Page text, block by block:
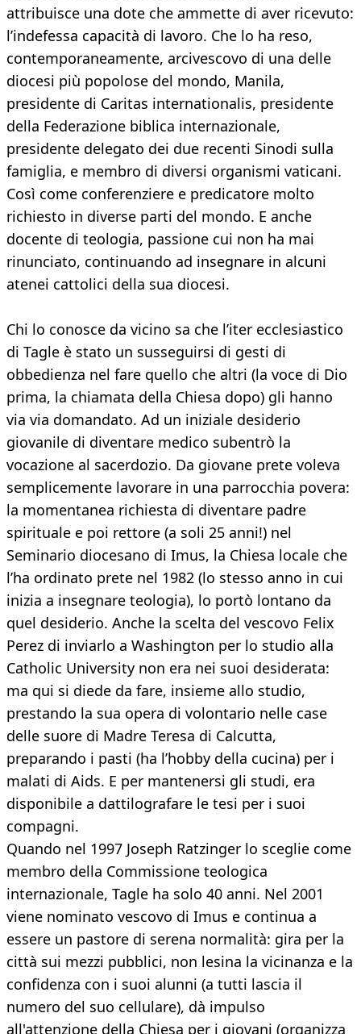
attribuisce una dote che ammette di aver ricevuto:
l’indefessa capacità di lavoro. Che lo ha reso,
contemporaneamente, arcivescovo di una delle
diocesi più popolose del mondo, Manila,
presidente di Caritas internationalis, presidente
della Federazione biblica internazionale,
presidente delegato dei due recenti Sinodi sulla
famiglia, e membro di diversi organismi vaticani.
Così come conferenziere e predicatore molto
richiesto in diverse parti del mondo. E anche
docente di teologia, passione cui non ha mai
rinunciato, continuando ad insegnare in alcuni
atenei cattolici della sua diocesi.
Chi lo conosce da vicino sa che l’iter ecclesiastico
di Tagle è stato un susseguirsi di gesti di
obbedienza nel fare quello che altri (la voce di Dio
prima, la chiamata della Chiesa dopo) gli hanno
via via domandato. Ad un iniziale desiderio
giovanile di diventare medico subentrò la
vocazione al sacerdozio. Da giovane prete voleva
semplicemente lavorare in una parrocchia povera:
la momentanea richiesta di diventare padre
spirituale e poi rettore (a soli 25 anni!) nel
Seminario diocesano di Imus, la Chiesa locale che
l’ha ordinato prete nel 1982 (lo stesso anno in cui
inizia a insegnare teologia), lo portò lontano da
quel desiderio. Anche la scelta del vescovo Felix
Perez di inviarlo a Washington per lo studio alla
Catholic University non era nei suoi desiderata:
ma qui si diede da fare, insieme allo studio,
prestando la sua opera di volontario nelle case
delle suore di Madre Teresa di Calcutta,
preparando i pasti (ha l’hobby della cucina) per i
malati di Aids. E per mantenersi gli studi, era
disponibile a dattilografare le tesi per i suoi
compagni.
Quando nel 1997 Joseph Ratzinger lo sceglie come
membro della Commissione teologica
internazionale, Tagle ha solo 40 anni. Nel 2001
viene nominato vescovo di Imus e continua a
essere un pastore di serena normalità: gira per la
città sui mezzi pubblici, non lesina la vicinanza e la
confidenza con i suoi alunni (a tutti lascia il
numero del suo cellulare), dà impulso
all'attenzione della Chiesa per i giovani (organizza